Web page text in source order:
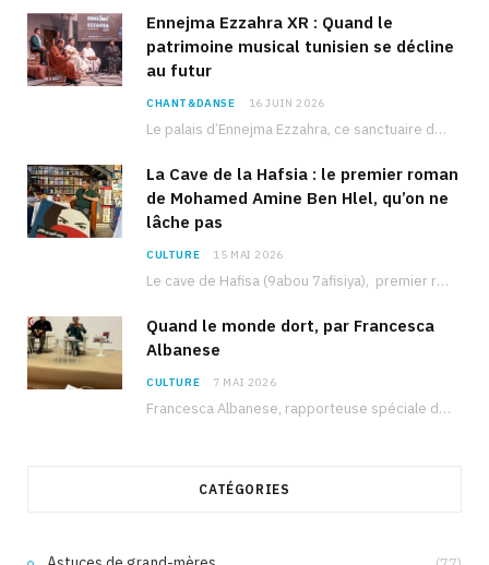
Ennejma Ezzahra XR : Quand le
patrimoine musical tunisien se décline
au futur
CHANT&DANSE 16 JUIN 2026
Le palais d’Ennejma Ezzahra, ce sanctuaire de la musique tunisienne et méditerranéenne construit par le…
La Cave de la Hafsia : le premier roman
de Mohamed Amine Ben Hlel, qu’on ne
lâche pas
CULTURE 15 MAI 2026
Le cave de Hafisa (9abou 7afisiya), premier roman du journaliste tunisien Mohamed Amine Ben Hlel,…
Quand le monde dort, par Francesca
Albanese
CULTURE 7 MAI 2026
Francesca Albanese, rapporteuse spéciale de l’ONU sur les territoires palestiniens occupés, était à Tunis pour…
CATÉGORIES